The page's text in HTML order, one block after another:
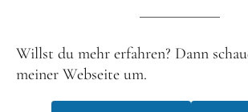
Willst du mehr erfahren? Dann
meiner Webseite um.